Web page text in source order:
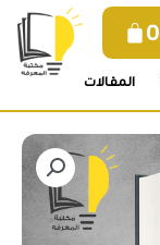
0
المقالات